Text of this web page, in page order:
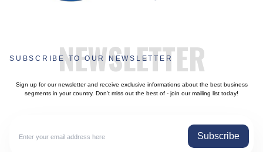
NEWSLETTER
SUBSCRIBE TO OUR NEWSLETTER
Sign up for our newsletter and receive exclusive informations about the best business
segments in your country. Don't miss out the best of - join our mailing list today!
Subscribe